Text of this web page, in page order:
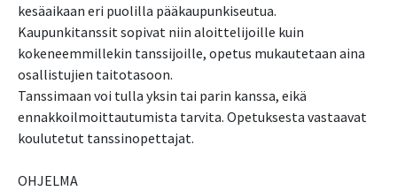
kesäaikaan eri puolilla pääkaupunkiseutua.
Kaupunkitanssit sopivat niin aloittelijoille kuin
kokeneemmillekin tanssijoille, opetus mukautetaan aina
osallistujien taitotasoon.
Tanssimaan voi tulla yksin tai parin kanssa, eikä
ennakkoilmoittautumista tarvita. Opetuksesta vastaavat
koulutetut tanssinopettajat.
OHJELMA